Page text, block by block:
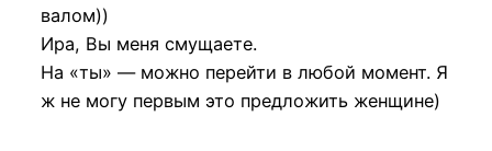
валом))
Ира, Вы меня смущаете.
На «ты» — можно перейти в любой момент. Я
ж не могу первым это предложить женщине)